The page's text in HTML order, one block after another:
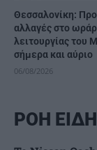
Θεσσαλονίκη:
αλλαγές στο
λειτουργίας του
σήμερα και αύριο
06/08/2026
ΡΟΗ